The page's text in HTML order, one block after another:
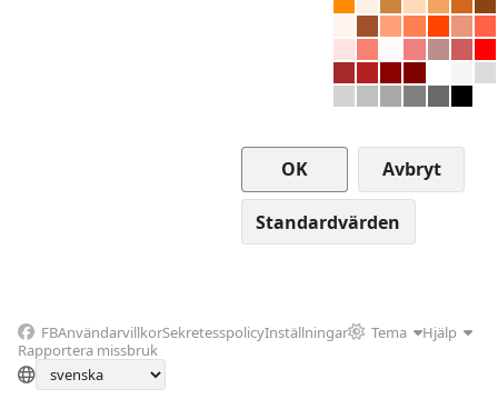
Avbryt
FBAnvändarvillkorSekretesspolicyInställningar Tema
Hjälp
Rapportera missbruk